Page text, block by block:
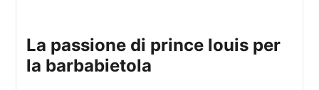
la passione di prince louis per
la barbabietola